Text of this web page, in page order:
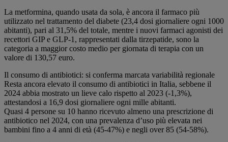
La metformina, quando usata da sola, è ancora il farmaco più
utilizzato nel trattamento del diabete (23,4 dosi giornaliere ogni 1000
abitanti), pari al 31,5% del totale, mentre i nuovi farmaci agonisti dei
recettori GIP e GLP-1, rappresentati dalla tirzepatide, sono la
categoria a maggior costo medio per giornata di terapia con un
valore di 130,57 euro.
Il consumo di antibiotici: si conferma marcata variabilità regionale
Resta ancora elevato il consumo di antibiotici in Italia, sebbene il
2024 abbia mostrato un lieve calo rispetto al 2023 (-1,3%),
attestandosi a 16,9 dosi giornaliere ogni mille abitanti.
Quasi 4 persone su 10 hanno ricevuto almeno una prescrizione di
antibiotico nel 2024, con una prevalenza d’uso più elevata nei
bambini fino a 4 anni di età (45‐47%) e negli over 85 (54‐58%).